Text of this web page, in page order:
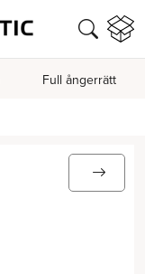
Full ångerrätt